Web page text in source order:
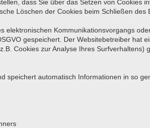
dass Sie über das Setzen von
Löschen der Cookies beim Schließen
elektronischen Kommunikationsvorgangs
gespeichert. Der Websitebetreiber
Cookies zur Analyse Ihres
speichert automatisch Informationen in so